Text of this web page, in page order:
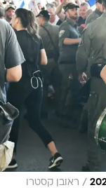
/ ראובן קסטרו